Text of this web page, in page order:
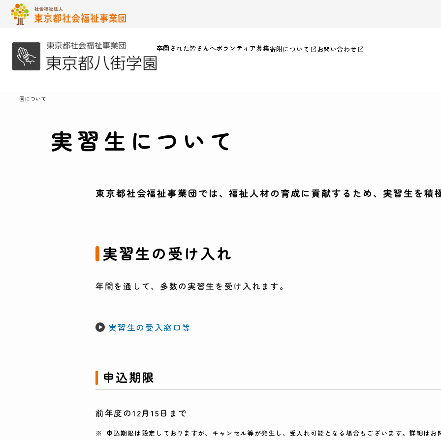
卒園された皆さんへボランティア募集寄附について お問い合わせ
園について
実習生について
東京都社会福祉事業団では、福祉人材の育成に貢献するため、実習生を積
実習生の受け入れ
年間を通して、多数の実習生を受け入れます。
実習生の受入窓口等
申込期限
前年度の12月15日まで
申込期限は設定しておりますが、キャンセル等が発生し、受入れ可能となる場合もございます。詳細はお